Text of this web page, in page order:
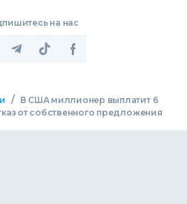
на нас
/
В США миллионер выплатит 6
от собственного предложения